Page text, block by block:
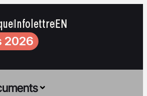
InfolettreEN
2026